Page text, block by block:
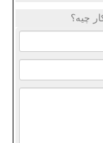
چیه؟